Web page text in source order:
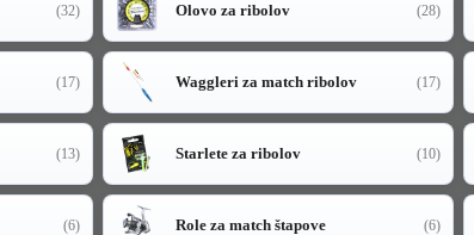
(32) Olovo za ribolov (28)
(17) Waggleri za match ribolov (17)
(13) Starlete za ribolov (10)
(6) Role za match štapove (6)